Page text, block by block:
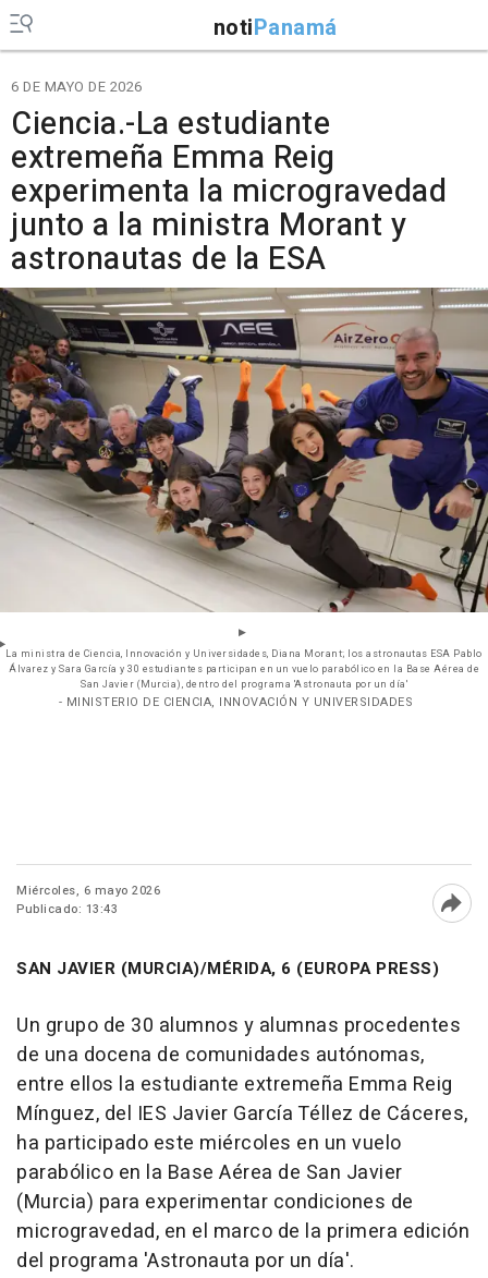
notiPanamá
6 DE MAYO DE 2026
Ciencia.-La estudiante
extremeña Emma Reig
experimenta la microgravedad
junto a la ministra Morant y
astronautas de la ESA
La ministra de Ciencia, Innovación y Universidades, Diana Morant; los astronautas ESA Pablo
Álvarez y Sara García y 30 estudiantes participan en un vuelo parabólico en la Base Aérea de
San Javier (Murcia), dentro del programa 'Astronauta por un día'
- MINISTERIO DE CIENCIA, INNOVACIÓN Y UNIVERSIDADES
Miércoles, 6 mayo 2026
Publicado: 13:43
SAN JAVIER (MURCIA)/MÉRIDA, 6 (EUROPA PRESS)
Un grupo de 30 alumnos y alumnas procedentes
de una docena de comunidades autónomas,
entre ellos la estudiante extremeña Emma Reig
Mínguez, del IES Javier García Téllez de Cáceres,
ha participado este miércoles en un vuelo
parabólico en la Base Aérea de San Javier
(Murcia) para experimentar condiciones de
microgravedad, en el marco de la primera edición
del programa 'Astronauta por un día'.